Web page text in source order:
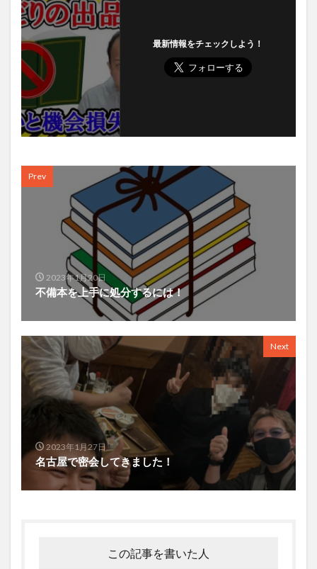
最新情報をチェックしよう！
Prev
2023年1月20日
不備本を上手に処分するには！
Next
2023年1月27日
名古屋で密会してきました！
この記事を書いた人